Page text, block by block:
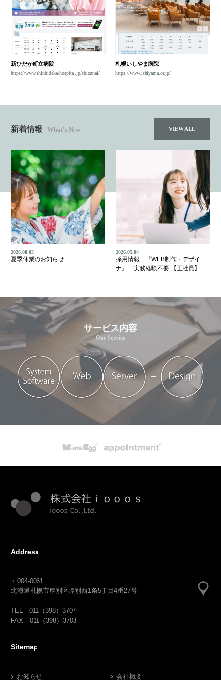
新ひだか町立病院
https://www.shinhidaka-hospital.jp/shizunai/
札幌いしやま病院
https://www.ishiyama.or.jp/
新着情報 What's New VIEW ALL
2026.08.03
夏季休業のお知らせ
2026.05.04
採用情報 『WEB制作・デザイ
ナ』 実務経験不要 【正社員】
サービス内容
Our Service
Address
〒004-0061
北海道札幌市厚別区厚別西1条5丁目4番27号
TEL 011（398）3707
FAX 011（398）3708
Sitemap
お知らせ 会社概要